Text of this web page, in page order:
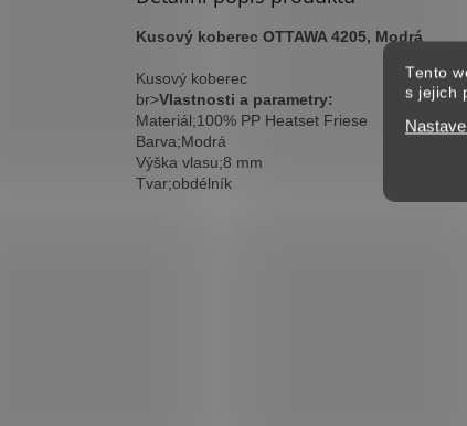
Tento
s jejich
Kusový koberec OTTAWA 4205, Modrá
Kusový koberec
br>Vlastnosti a parametry:
Materiál;100% PP Heatset Friese
Barva;Modrá
Výška vlasu;8 mm
Tvar;obdélník